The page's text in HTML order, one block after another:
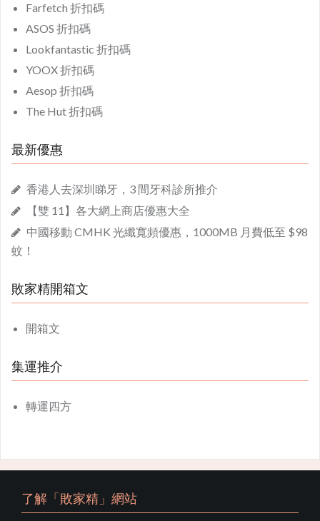
Farfetch 折扣碼
ASOS 折扣碼
Lookfantastic 折扣碼
YOOX 折扣碼
Aesop 折扣碼
The Hut 折扣碼
最新優惠
香港人去深圳睇牙，3 間牙科診所推介
【雙 11】各大網上商店優惠大全
中國移動 CMHK 光纖寬頻優惠，1000MB 月費低至 $98
蚊！
敗家精開箱文
開箱文
集運推介
轉運四方
了解「敗家精」網站